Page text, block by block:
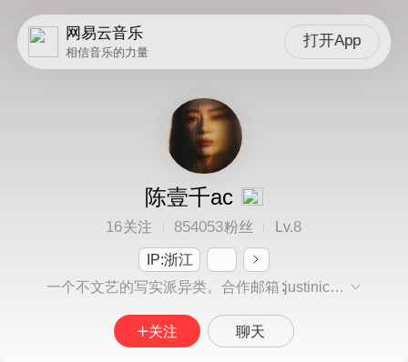
网易云音乐
相信音乐的力量
打开App
陈壹千ac
16关注 854053粉丝 Lv.8
IP:浙江
一个不文艺的写实派异类。合作邮箱∶justinicef@163.com
关注 聊天